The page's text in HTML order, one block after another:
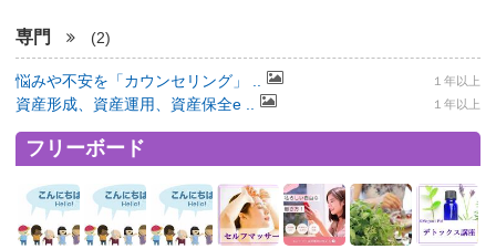
専門 (2)
悩みや不安を「カウンセリング」 .. １年以上
資産形成、資産運用、資産保全e .. １年以上
フリーボード